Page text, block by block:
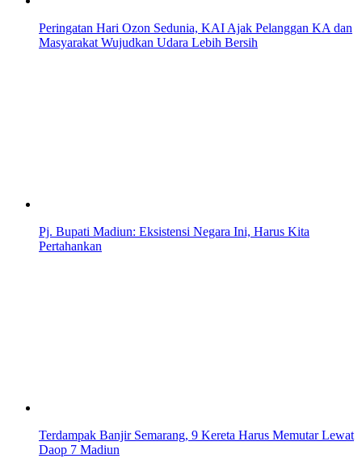
Peringatan Hari Ozon Sedunia, KAI Ajak Pelanggan KA dan
Masyarakat Wujudkan Udara Lebih Bersih
Pj. Bupati Madiun: Eksistensi Negara Ini, Harus Kita
Pertahankan
Terdampak Banjir Semarang, 9 Kereta Harus Memutar Lewat
Daop 7 Madiun